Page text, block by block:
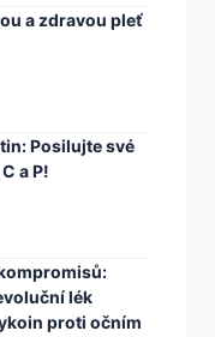
a zdravou pleť
Posilujte své
a P!
lék
proti očním